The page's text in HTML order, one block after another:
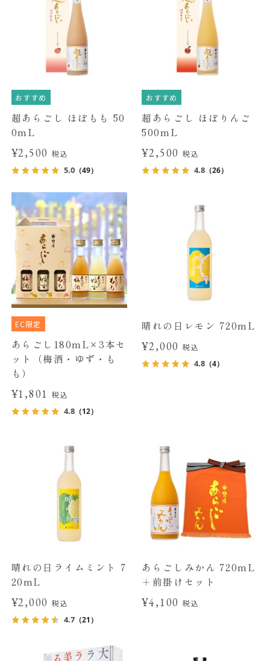
おすすめ
超あらごし ほぼもも 50
0mL
¥2,500税込
5.0（49）
おすすめ
超あらごし ほぼりんご
500mL
¥2,500 税込
4.8 （26）
EC限定
あらごし180mL×3本セ
ット（梅酒・ゆず・も
も）
¥1,801税込
4.8（12）
晴れの日レモン 720mL
¥2,000 税込
4.8 （4）
晴れの日ライムミント 7
20mL
¥2,000税込
4.7（21）
あらごしみかん 720mL
＋前掛けセット
¥4,100 税込